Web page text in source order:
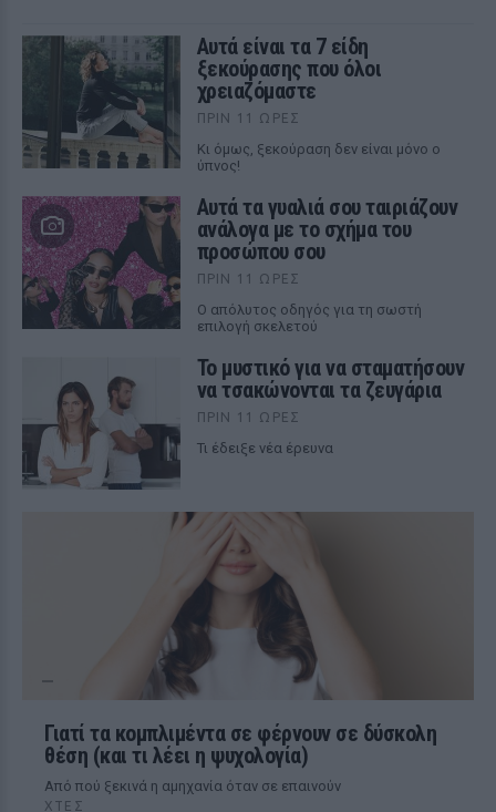
Αυτά είναι τα 7 είδη
ξεκούρασης που όλοι
χρειαζόμαστε
ΠΡΙΝ 11 ΏΡΕΣ
Κι όμως, ξεκούραση δεν είναι μόνο ο
ύπνος!
Αυτά τα γυαλιά σου ταιριάζουν
ανάλογα με το σχήμα του
προσώπου σου
ΠΡΙΝ 11 ΏΡΕΣ
Ο απόλυτος οδηγός για τη σωστή
επιλογή σκελετού
Το μυστικό για να σταματήσουν
να τσακώνονται τα ζευγάρια
ΠΡΙΝ 11 ΏΡΕΣ
Τι έδειξε νέα έρευνα
Γιατί τα κομπλιμέντα σε φέρνουν σε δύσκολη
θέση (και τι λέει η ψυχολογία)
Από πού ξεκινά η αμηχανία όταν σε επαινούν
ΧΤΕΣ